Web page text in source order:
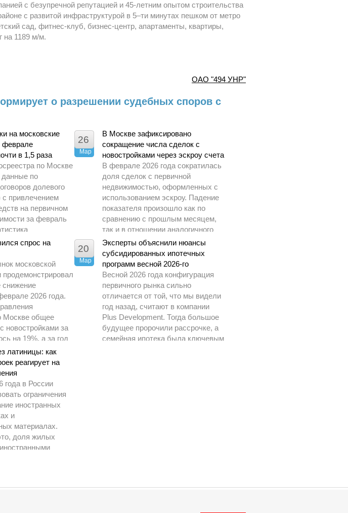
с безупречной репутацией и 45-летним опытом строительства
с развитой инфраструктурой в 5–ти минутах пешком от метро
сад, фитнес-клуб, бизнес-центр, апартаменты, квартиры,
на 1189 м/м.
OAO "494 УНР"
о разрешении судебных споров с
на московские
феврале
в 1,5 раза
по Москве
данные по
долевого
привлечением
на первичном
за февраль
заметное
по сравнению
периодами.
26
Мар
В Москве зафиксировано
сокращение числа сделок с
новостройками через эскроу счета
В феврале 2026 года сократилась
доля сделок с первичной
недвижимостью, оформленных с
использованием эскроу. Падение
показателя произошло как по
сравнению с прошлым месяцем,
так и в отношении аналогичного
периода 2025 года.
спрос на
московской
продемонстрировал
снижение
2026 года.
Москве общее
новостройками за
на 19%, а за год
20
Мар
Эксперты объяснили нюансы
субсидированных ипотечных
программ весной 2026-го
Весной 2026 года конфигурация
первичного рынка сильно
отличается от той, что мы видели
год назад, считают в компании
Plus Development. Тогда большое
будущее пророчили рассрочке, а
семейная ипотека была ключевым
латиницы: как
реагирует на
года в России
ограничения
иностранных
и
материалах.
доля жилых
службе ЕРЗ.РФ